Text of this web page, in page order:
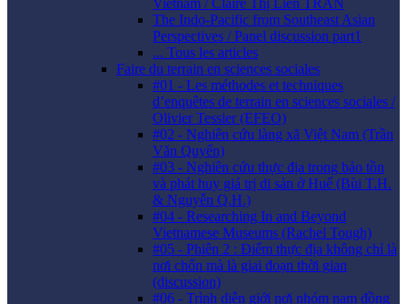
Vietnam / Claire Thị Liên TRẦN
The Indo-Pacific from Southeast Asian
Perspectives / Panel discussion part1
... Tous les articles
Faire du terrain en sciences sociales
#01 - Les méthodes et techniques
d’enquêtes de terrain en sciences sociales /
Olivier Tessier (EFEO)
#02 - Nghiên cứu làng xã Việt Nam (Trần
Văn Quyến)
#03 - Nghiên cứu thực địa trong bảo tồn
và phát huy giá trị di sản ở Huế (Bùi T.H.
& Nguyễn Q.H.)
#04 - Researching In and Beyond
Vietnamese Museums (Rachel Tough)
#05 - Phiên 2 : Điểm thực địa không chỉ là
nơi chốn mà là giai đoạn thời gian
(discussion)
#06 - Trình diễn giới nơi nhóm nam đồng